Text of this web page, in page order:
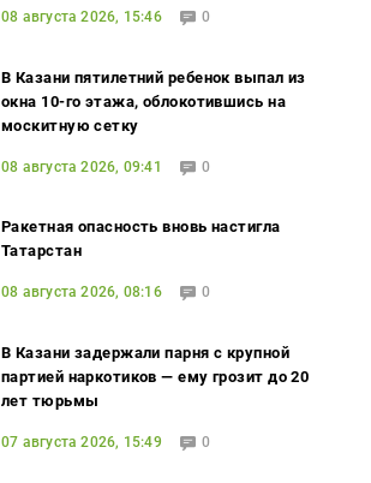
08 августа 2026, 15:46 0
В Казани пятилетний ребенок выпал из
окна 10-го этажа, облокотившись на
москитную сетку
08 августа 2026, 09:41 0
Ракетная опасность вновь настигла
Татарстан
08 августа 2026, 08:16 0
В Казани задержали парня с крупной
партией наркотиков — ему грозит до 20
лет тюрьмы
07 августа 2026, 15:49 0